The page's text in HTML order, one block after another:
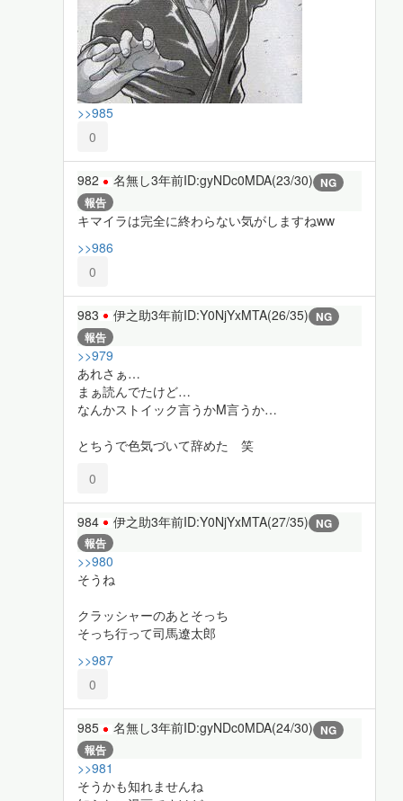
>>985
0
982 名無し3年前ID:gyNDc0MDA(23/30) NG
報告
キマイラは完全に終わらない気がしますねww
>>986
0
983 伊之助3年前ID:Y0NjYxMTA(26/35) NG
報告
>>979
あれさぁ…
まぁ読んでたけど…
なんかストイック言うかM言うか…
とちうで色気づいて辞めた 笑
0
984 伊之助3年前ID:Y0NjYxMTA(27/35) NG
報告
>>980
そうね
クラッシャーのあとそっち
そっち行って司馬遼太郎
>>987
0
985 名無し3年前ID:gyNDc0MDA(24/30) NG
報告
>>981
そうかも知れませんね